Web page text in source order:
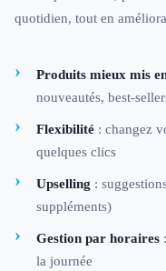
quotidien, tout en
Produits mieux mis
nouveautés, best-
Flexibilité : changez
quelques clics
Upselling :
suppléments)
Gestion par horaires
la journée